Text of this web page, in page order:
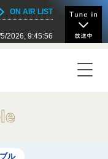
ル
ON AIR LIST
2026, 9:45:56